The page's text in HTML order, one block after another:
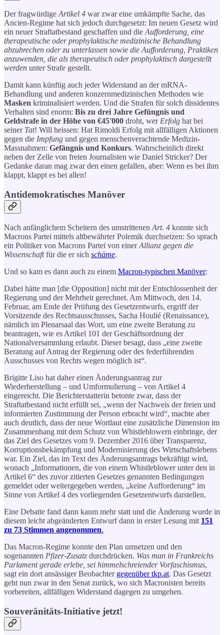
Der fragwürdigeArtikel 4 war zwar eine umkämpfte Sache, das
Ancien-Regime hat sich jedoch durchgesetzt: Im neuen Gesetz wird
ein neuer Straftatbestand geschaffen und dieAufforderung, eine
therapeutische oder prophylaktische medizinische Behandlung
abzubrechen oder zu unterlassen sowie die Aufforderung, Praktiken
anzuwenden, die als therapeutisch oder prophylaktisch dargestellt
werden unter Strafe gestellt.
Damit kann künftig auch jeder Widerstand an der mRNA-
Behandlung und anderen konzernmedizinischen Methoden wie
Masken kriminalisiert werden. Und die Strafen für solch dissidentes
Verhalten sind enorm: Bis zu drei Jahre Gefüngnis und
Geldstrafe in der Höhe von €45'000 droht, werErfolg hat bei
seiner Tat! Will heissen: Hat Rimoldi Erfolg mit allfälligen Aktionen
gegen die Impfung und gegen menschenverachtende Medizin-
Massnahmen: Gefängnis und Konkurs. Wahrscheinlich direkt
neben der Zelle von freien Journalisten wie Daniel Stricker? Der
Gedanke daran mag zwar den einen gefallen, aber: Wenn es bei ihm
klappt, klappt es bei allen!
Antidemokratisches Manöver
Nach anfänglichem Scheitern des umstrittenen Art. 4 konnte sich
Macrons Partei mittels altbewährter Polemik durchsetzen: So sprach
ein Politiker von Macrons Partei von einerAllianz gegen die
Wissenschaftfür die er sich schäme.
Und so kam es dann auch zu einem Macron-typischen Manöver:
Dabei hätte man [die Opposition] nicht mit der Entschlossenheit der
Regierung und der Mehrheit gerechnet. Am Mittwoch, den 14.
Februar, am Ende der Prüfung des Gesetzentwurfs, ergriff der
Vorsitzende des Rechtsausschusses, Sacha Houlié (Renaissance),
nämlich im Plenarsaal das Wort, um eine zweite Beratung zu
beantragen, wie es Artikel 101 der Geschäftsordnung der
Nationalversammlung erlaubt. Dieser besagt, dass „eine zweite
Beratung auf Antrag der Regierung oder des federführenden
Ausschusses von Rechts wegen möglich ist“.
Brigitte Liso hat daher einen Änderungsantrag zur
Wiederherstellung – und Umformulierung – von Artikel 4
eingereicht. Die Berichterstatterin betonte zwar, dass der
Straftatbestand nicht erfüllt sei, „wenn der Nachweis der freien und
informierten Zustimmung der Person erbracht wird“, machte aber
auch deutlich, dass der neue Wortlaut eine zusätzliche Dimension im
Zusammenhang mit dem Schutz von Whistleblowern einbringe, der
das Ziel des Gesetzes vom 9. Dezember 2016 über Transparenz,
Korruptionsbekämpfung und Modernisierung des Wirtschaftslebens
war. Ein Ziel, das im Text des Änderungsantrags bekräftigt wird,
wonach „Informationen, die von einem Whistleblower unter den in
Artikel 6“ des zuvor zitierten Gesetzes genannten Bedingungen
gemeldet oder weitergegeben werden, „keine Aufforderung“ im
Sinne von Artikel 4 des vorliegenden Gesetzentwurfs darstellen.
Eine Debatte fand dann kaum mehr statt und die Änderung wurde in
diesem leicht abgeänderten Entwurf dann in erster Lesung mit 151
zu 73 Stimmen angenommen.
Das Macron-Regime konnte den Plan umsetzen und den
sogenannten Pfizer-Zusatz durchdrücken. Was man in Frankreichs
Parlament gerade erlebe, sei himmelschreiender Vorfaschismus,
sagt ein dort ansässiger Beobachter gegenüber tkp.at. Das Gesetzt
geht nun zwar in den Senat zurück, wo sich Macronisten bereits
vorbereiten, allfälligen Widerstand dagegen zu umgehen.
Souveränitäts-Initiative jetzt!